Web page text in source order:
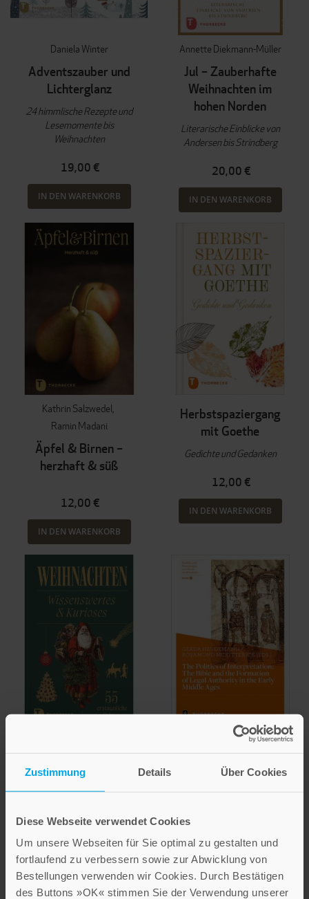
Zustimmung Details Über Cookies
Diese Webseite verwendet Cookies
Um unsere Webseiten für Sie optimal zu gestalten und
fortlaufend zu verbessern sowie zur Abwicklung von
Bestellungen verwenden wir Cookies. Durch Bestätigen
des Buttons »OK« stimmen Sie der Verwendung unserer
Daniela Winter
Adventszauber und
Lichterglanz
24 himmlische Rezepte und
Lesemomente bis
Weihnachten
19,00 €
IN DEN WARENKORB
Annette Diekmann-Müller
Jul – Zauberhafte
Weihnachten im
hohen Norden
Literarische Einblicke von
Andersen bis Strindberg
20,00 €
IN DEN WARENKORB
Kathrin Salzwedel
Ramin Madani
Äpfel & Birnen –
herzhaft & süß
12,00 €
IN DEN WARENKORB
Herbstspaziergang
mit Goethe
Gedichte und Gedanken
12,00 €
IN DEN WARENKORB
Wissenswertes und Kurioses
– 55 erstaunliche Fakten
IN DEN WARENKORB
Gerda Heydemann
Rosamond McKitterick
The Politics of
Interpretation: The
Authority in the Early
Middle Ages
Band 17